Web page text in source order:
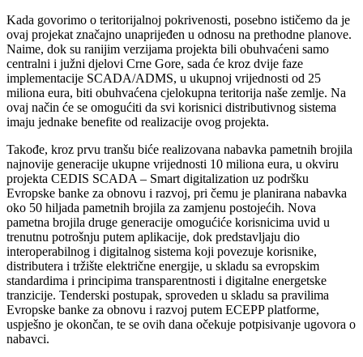
Kada govorimo o teritorijalnoj pokrivenosti, posebno ističemo da je
ovaj projekat značajno unaprijeđen u odnosu na prethodne planove.
Naime, dok su ranijim verzijama projekta bili obuhvaćeni samo
centralni i južni djelovi Crne Gore, sada će kroz dvije faze
implementacije SCADA/ADMS, u ukupnoj vrijednosti od 25
miliona eura, biti obuhvaćena cjelokupna teritorija naše zemlje. Na
ovaj način će se omogućiti da svi korisnici distributivnog sistema
imaju jednake benefite od realizacije ovog projekta.
Takođe, kroz prvu tranšu biće realizovana nabavka pametnih brojila
najnovije generacije ukupne vrijednosti 10 miliona eura, u okviru
projekta CEDIS SCADA – Smart digitalization uz podršku
Evropske banke za obnovu i razvoj, pri čemu je planirana nabavka
oko 50 hiljada pametnih brojila za zamjenu postojećih. Nova
pametna brojila druge generacije omogućiće korisnicima uvid u
trenutnu potrošnju putem aplikacije, dok predstavljaju dio
interoperabilnog i digitalnog sistema koji povezuje korisnike,
distributera i tržište električne energije, u skladu sa evropskim
standardima i principima transparentnosti i digitalne energetske
tranzicije. Tenderski postupak, sproveden u skladu sa pravilima
Evropske banke za obnovu i razvoj putem ECEPP platforme,
uspješno je okončan, te se ovih dana očekuje potpisivanje ugovora o
nabavci.